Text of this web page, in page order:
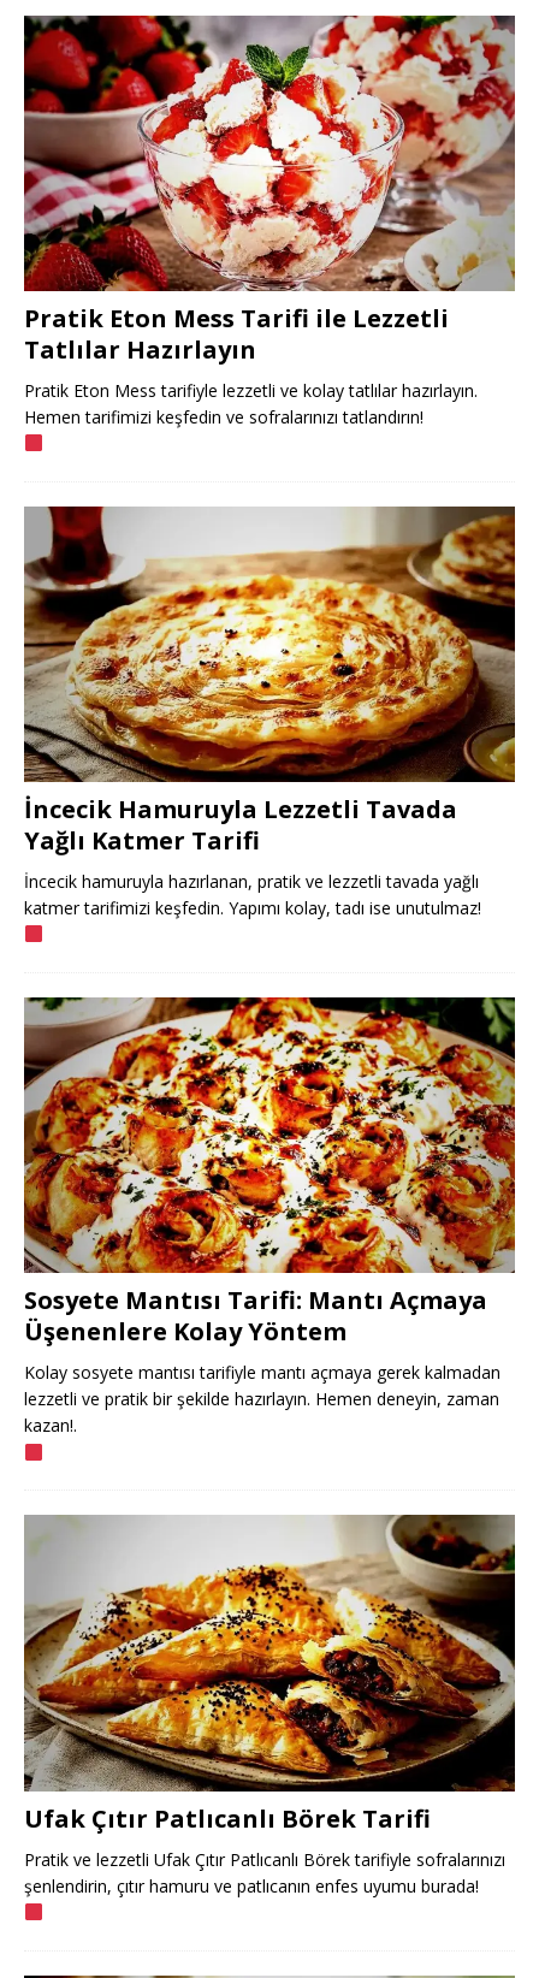
Pratik Eton Mess Tarifi ile Lezzetli
Tatlılar Hazırlayın
Pratik Eton Mess tarifiyle lezzetli ve kolay tatlılar hazırlayın.
Hemen tarifimizi keşfedin ve sofralarınızı tatlandırın!
İncecik Hamuruyla Lezzetli Tavada
Yağlı Katmer Tarifi
İncecik hamuruyla hazırlanan, pratik ve lezzetli tavada yağlı
katmer tarifimizi keşfedin. Yapımı kolay, tadı ise unutulmaz!
Sosyete Mantısı Tarifi: Mantı Açmaya
Üşenenlere Kolay Yöntem
Kolay sosyete mantısı tarifiyle mantı açmaya gerek kalmadan
lezzetli ve pratik bir şekilde hazırlayın. Hemen deneyin, zaman
kazan!.
Ufak Çıtır Patlıcanlı Börek Tarifi
Pratik ve lezzetli Ufak Çıtır Patlıcanlı Börek tarifiyle sofralarınızı
şenlendirin, çıtır hamuru ve patlıcanın enfes uyumu burada!